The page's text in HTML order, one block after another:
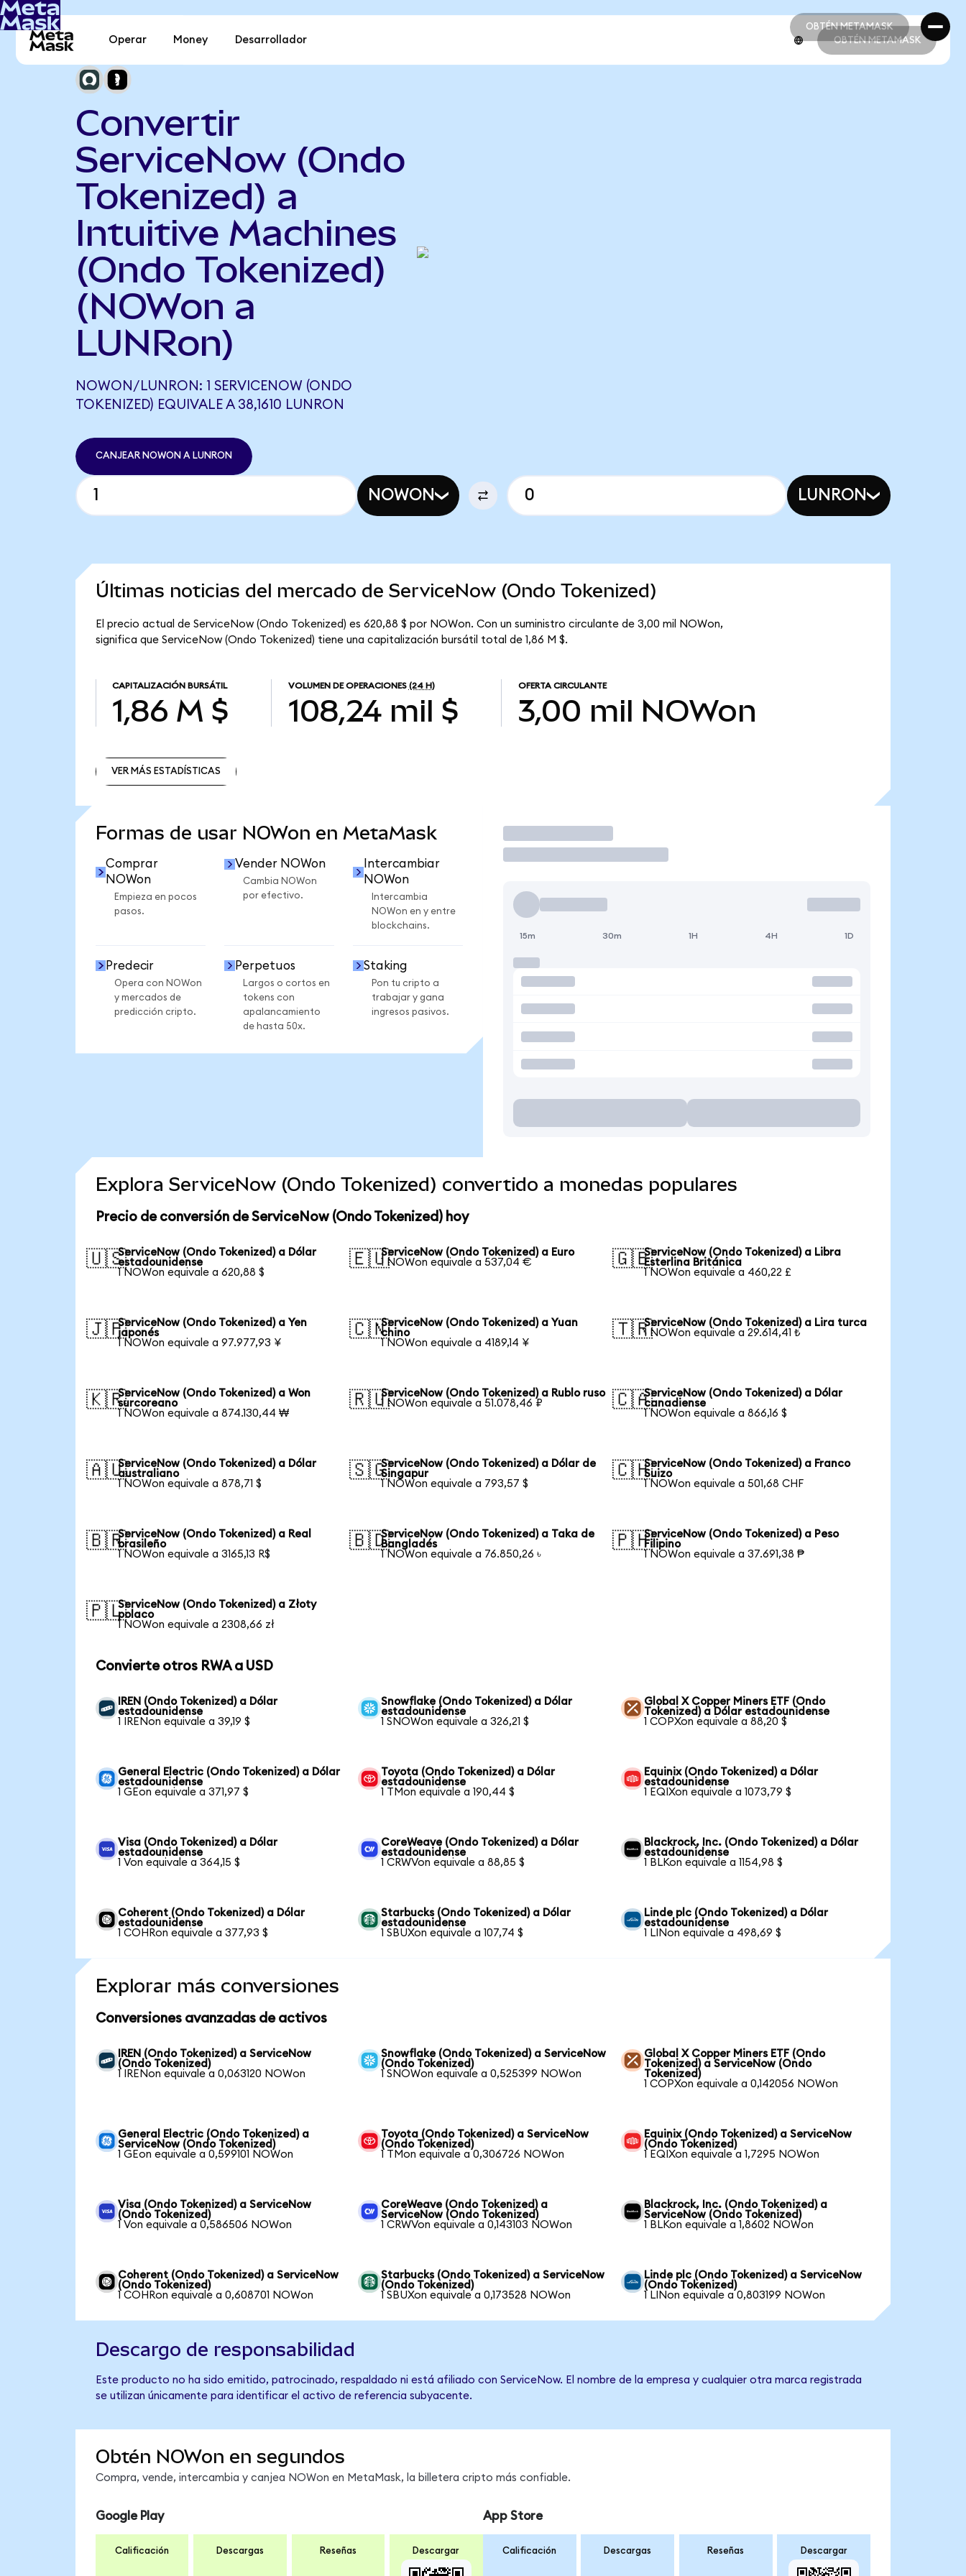
OBTÉN METAMASK
OBTÉN METAMASK
Operar Money Desarrollador OBTÉN METAMASK
Convertir
ServiceNow (Ondo
Tokenized) a
Intuitive Machines
(Ondo Tokenized)
(NOWon a
LUNRon)
NOWON/LUNRON: 1 SERVICENOW (ONDO
TOKENIZED) EQUIVALE A 38,1610 LUNRON
CANJEAR NOWON A LUNRON
NOWON LUNRON
Últimas noticias del mercado de ServiceNow (Ondo Tokenized)
El precio actual de ServiceNow (Ondo Tokenized) es 620,88 $ por NOWon. Con un suministro circulante de 3,00 mil NOWon,
significa que ServiceNow (Ondo Tokenized) tiene una capitalización bursátil total de 1,86 M $.
CAPITALIZACIÓN BURSÁTIL
1,86 M $
VOLUMEN DE OPERACIONES (24 H)
108,24 mil $
OFERTA CIRCULANTE
3,00 mil NOWon
VER MÁS ESTADÍSTICAS
Formas de usar NOWon en MetaMask
Comprar
NOWon
Empieza en pocos
pasos.
Vender NOWon
Cambia NOWon
por efectivo.
Intercambiar
NOWon
Intercambia
NOWon en y entre
blockchains.
Predecir
Opera con NOWon
y mercados de
predicción cripto.
Perpetuos
Largos o cortos en
tokens con
apalancamiento
de hasta 50x.
Staking
Pon tu cripto a
trabajar y gana
ingresos pasivos.
Operar
15m 30m 1H 4H 1D
Explora ServiceNow (Ondo Tokenized) convertido a monedas populares
Precio de conversión de ServiceNow (Ondo Tokenized) hoy
🇺🇸ServiceNow (Ondo Tokenized) a Dólar
estadounidense
1 NOWon equivale a 620,88 $
🇪🇺ServiceNow (Ondo Tokenized) a Euro
1 NOWon equivale a 537,04 €
🇬🇧ServiceNow (Ondo Tokenized) a Libra
Esterlina Británica
1 NOWon equivale a 460,22 £
🇯🇵ServiceNow (Ondo Tokenized) a Yen
japonés
1 NOWon equivale a 97.977,93 ¥
🇨🇳ServiceNow (Ondo Tokenized) a Yuan
chino
1 NOWon equivale a 4189,14 ¥
🇹🇷ServiceNow (Ondo Tokenized) a Lira turca
1 NOWon equivale a 29.614,41 ₺
🇰🇷ServiceNow (Ondo Tokenized) a Won
surcoreano
1 NOWon equivale a 874.130,44 ₩
🇷🇺ServiceNow (Ondo Tokenized) a Rublo ruso
1 NOWon equivale a 51.078,46 ₽
🇨🇦ServiceNow (Ondo Tokenized) a Dólar
canadiense
1 NOWon equivale a 866,16 $
🇦🇺ServiceNow (Ondo Tokenized) a Dólar
australiano
1 NOWon equivale a 878,71 $
🇸🇬ServiceNow (Ondo Tokenized) a Dólar de
Singapur
1 NOWon equivale a 793,57 $
🇨🇭ServiceNow (Ondo Tokenized) a Franco
Suizo
1 NOWon equivale a 501,68 CHF
🇧🇷ServiceNow (Ondo Tokenized) a Real
brasileño
1 NOWon equivale a 3165,13 R$
🇧🇩ServiceNow (Ondo Tokenized) a Taka de
Bangladés
1 NOWon equivale a 76.850,26 ৳
🇵🇭ServiceNow (Ondo Tokenized) a Peso
Filipino
1 NOWon equivale a 37.691,38 ₱
🇵🇱ServiceNow (Ondo Tokenized) a Złoty
polaco
1 NOWon equivale a 2308,66 zł
Convierte otros RWA a USD
IREN (Ondo Tokenized) a Dólar
estadounidense
1 IRENon equivale a 39,19 $
Snowflake (Ondo Tokenized) a Dólar
estadounidense
1 SNOWon equivale a 326,21 $
Global X Copper Miners ETF (Ondo
Tokenized) a Dólar estadounidense
1 COPXon equivale a 88,20 $
General Electric (Ondo Tokenized) a Dólar
estadounidense
1 GEon equivale a 371,97 $
Toyota (Ondo Tokenized) a Dólar
estadounidense
1 TMon equivale a 190,44 $
Equinix (Ondo Tokenized) a Dólar
estadounidense
1 EQIXon equivale a 1073,79 $
Visa (Ondo Tokenized) a Dólar
estadounidense
1 Von equivale a 364,15 $
CoreWeave (Ondo Tokenized) a Dólar
estadounidense
1 CRWVon equivale a 88,85 $
Blackrock, Inc. (Ondo Tokenized) a Dólar
estadounidense
1 BLKon equivale a 1154,98 $
Coherent (Ondo Tokenized) a Dólar
estadounidense
1 COHRon equivale a 377,93 $
Starbucks (Ondo Tokenized) a Dólar
estadounidense
1 SBUXon equivale a 107,74 $
Linde plc (Ondo Tokenized) a Dólar
estadounidense
1 LINon equivale a 498,69 $
Explorar más conversiones
Conversiones avanzadas de activos
IREN (Ondo Tokenized) a ServiceNow
(Ondo Tokenized)
1 IRENon equivale a 0,063120 NOWon
Snowflake (Ondo Tokenized) a ServiceNow
(Ondo Tokenized)
1 SNOWon equivale a 0,525399 NOWon
Global X Copper Miners ETF (Ondo
Tokenized) a ServiceNow (Ondo
Tokenized)
1 COPXon equivale a 0,142056 NOWon
General Electric (Ondo Tokenized) a
ServiceNow (Ondo Tokenized)
1 GEon equivale a 0,599101 NOWon
Toyota (Ondo Tokenized) a ServiceNow
(Ondo Tokenized)
1 TMon equivale a 0,306726 NOWon
Equinix (Ondo Tokenized) a ServiceNow
(Ondo Tokenized)
1 EQIXon equivale a 1,7295 NOWon
Visa (Ondo Tokenized) a ServiceNow
(Ondo Tokenized)
1 Von equivale a 0,586506 NOWon
CoreWeave (Ondo Tokenized) a
ServiceNow (Ondo Tokenized)
1 CRWVon equivale a 0,143103 NOWon
Blackrock, Inc. (Ondo Tokenized) a
ServiceNow (Ondo Tokenized)
1 BLKon equivale a 1,8602 NOWon
Coherent (Ondo Tokenized) a ServiceNow
(Ondo Tokenized)
1 COHRon equivale a 0,608701 NOWon
Starbucks (Ondo Tokenized) a ServiceNow
(Ondo Tokenized)
1 SBUXon equivale a 0,173528 NOWon
Linde plc (Ondo Tokenized) a ServiceNow
(Ondo Tokenized)
1 LINon equivale a 0,803199 NOWon
Descargo de responsabilidad
Este producto no ha sido emitido, patrocinado, respaldado ni está afiliado con ServiceNow. El nombre de la empresa y cualquier otra marca registrada
se utilizan únicamente para identificar el activo de referencia subyacente.
Obtén NOWon en segundos
Compra, vende, intercambia y canjea NOWon en MetaMask, la billetera cripto más confiable.
Google Play
Calificación Descargas Reseñas Descargar
App Store
Calificación Descargas Reseñas Descargar